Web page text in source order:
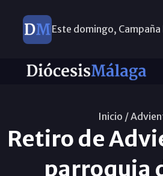
Este domingo,
Inicio /
Retiro de
parroquia